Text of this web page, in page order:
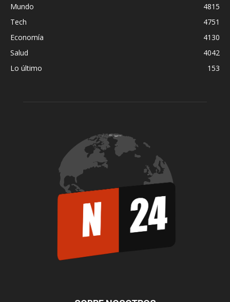
Mundo
4815
Tech
4751
Economía
4130
Salud
4042
Lo último
153